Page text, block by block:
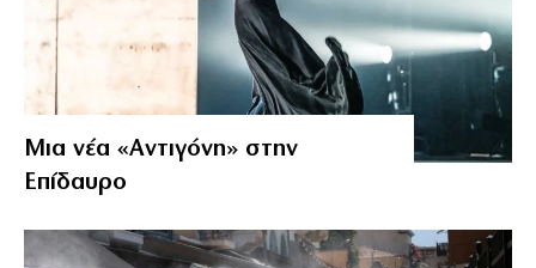
Μια νέα «Αντιγόνη» στην
Επίδαυρο